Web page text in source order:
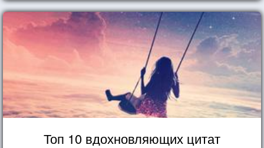
Топ 10 вдохновляющих цитат